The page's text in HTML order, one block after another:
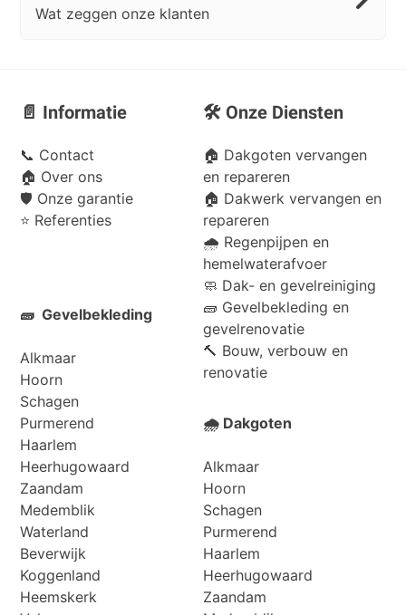
Wat zeggen onze klanten
📄 Informatie
📞 Contact
🏠 Over ons
🛡️ Onze garantie
⭐ Referenties
🧱 Gevelbekleding
Alkmaar
Hoorn
Schagen
Purmerend
Haarlem
Heerhugowaard
Zaandam
Medemblik
Waterland
Beverwijk
Koggenland
Heemskerk
🛠️ Onze Diensten
🏠 Dakgoten vervangen
en repareren
🏠 Dakwerk vervangen en
repareren
🌧️ Regenpijpen en
hemelwaterafvoer
🧼 Dak- en gevelreiniging
🧱 Gevelbekleding en
gevelrenovatie
🔨 Bouw, verbouw en
renovatie
🌧️ Dakgoten
Alkmaar
Hoorn
Schagen
Purmerend
Haarlem
Heerhugowaard
Zaandam